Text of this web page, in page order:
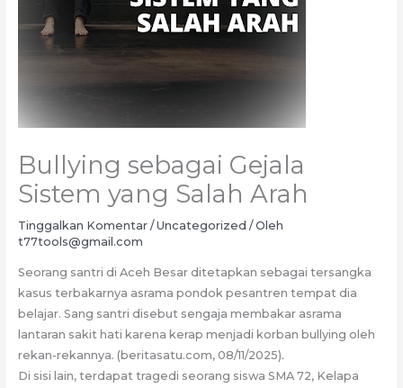
Bullying sebagai Gejala
Sistem yang Salah Arah
Tinggalkan Komentar /Uncategorized / Oleh
t77tools@gmail.com
Seorang santri di Aceh Besar ditetapkan sebagai tersangka
kasus terbakarnya asrama pondok pesantren tempat dia
belajar. Sang santri disebut sengaja membakar asrama
lantaran sakit hati karena kerap menjadi korban bullying oleh
rekan-rekannya. (beritasatu.com, 08/11/2025).
Di sisi lain, terdapat tragedi seorang siswa SMA 72, Kelapa